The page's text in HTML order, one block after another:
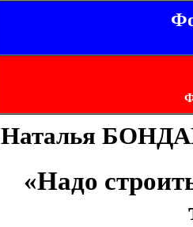
Наталья
«Надо